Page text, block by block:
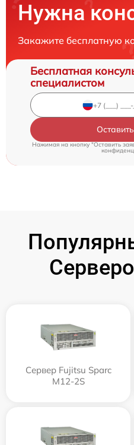
Нужна
Закажите бесплатную
Бесплатная
специалистом
Нажимая на кнопку "Оставить
Сервер Fujitsu Sparc
M12-2S